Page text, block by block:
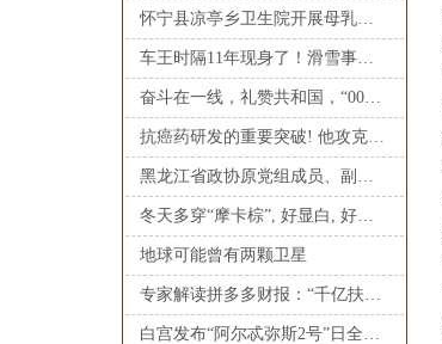
怀宁县凉亭乡卫生院开展母乳喂养主题宣传活动_大皖新闻 | 安徽网
车王时隔11年现身了！滑雪事故后，舒马赫首次“公开”露面
奋斗在一线，礼赞共和国，“00后”世界冠军卢俊威与谢辉铉
抗癌药研发的重要突破! 他攻克世界难题
黑龙江省政协原党组成员、副主席曲敏被“双开”
冬天多穿“摩卡棕”, 好显白, 好复古!
地球可能曾有两颗卫星
专家解读拼多多财报：“千亿扶持”引领“全面惠商”阶段，做深做宽电商护城河_大皖新闻 | 安徽网
白宫发布“阿尔忒弥斯2号”日全食奇观: 人类探索月球背面的故事